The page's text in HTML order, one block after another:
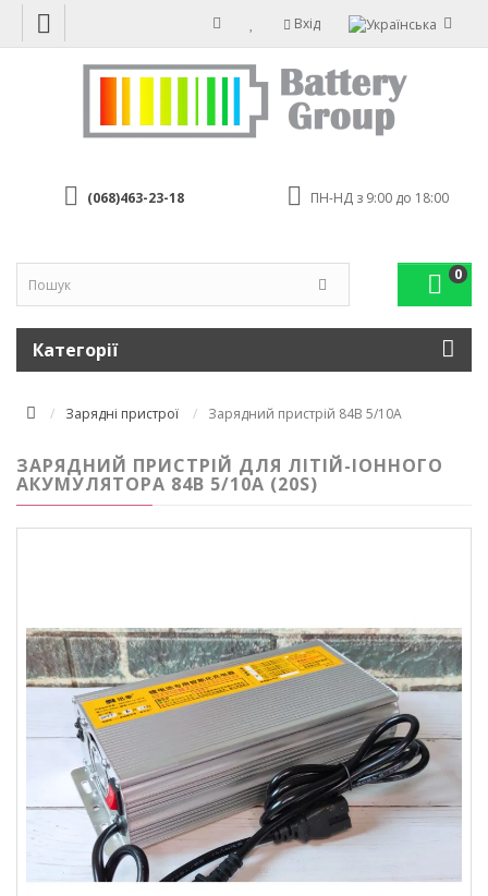
Вхід
(068)463-23-18 ПН-НД з 9:00 до 18:00
0
Категорії
Зарядні пристрої Зарядний пристрій 84В 5/10А
ЗАРЯДНИЙ ПРИСТРІЙ ДЛЯ ЛІТІЙ-ІОННОГО
АКУМУЛЯТОРА 84В 5/10А (20S)